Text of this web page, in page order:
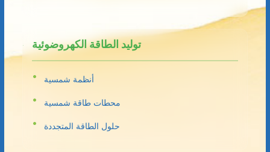
توليد الطاقة الكهروضوئية
أنظمة شمسية
محطات طاقة شمسية
حلول الطاقة المتجددة